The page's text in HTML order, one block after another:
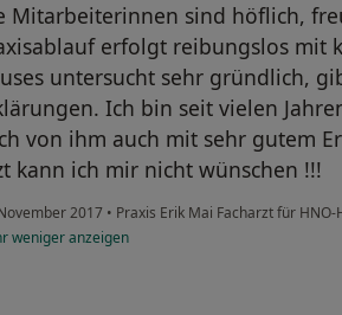
Mitarbeiterinnen sind höflich,
erfolgt reibungslos mit
untersucht sehr gründlich,
Ich bin seit vielen
von ihm auch mit sehr gutem
kann ich mir nicht wünschen !!!
2017 • Praxis Erik Mai Facharzt für HNO-
wenigeranzeigen